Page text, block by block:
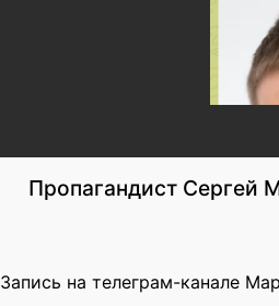
Пропагандист Сергей
Запись на телеграм-канале